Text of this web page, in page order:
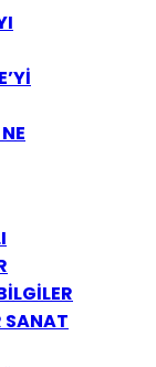
SANAT